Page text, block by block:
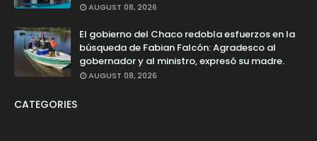
AUGUST 08, 2026
El gobierno del Chaco redobla esfuerzos en la
búsqueda de Fabian Falcón: Agradesco al
gobernador y al ministro, expresó su madre.
AUGUST 08, 2026
CATEGORIES